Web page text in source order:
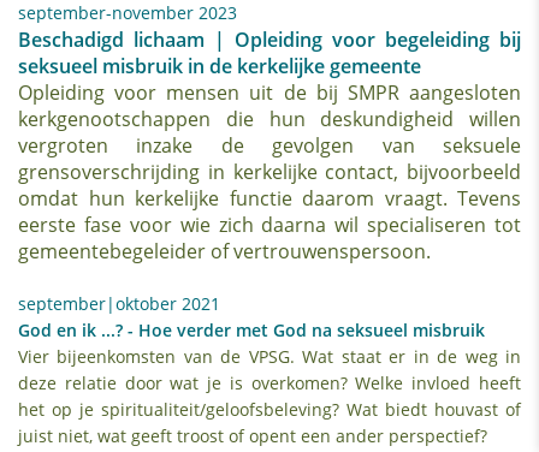
september-november 2023
Beschadigd lichaam | Opleiding voor begeleiding bij
seksueel misbruik in de kerkelijke gemeente
Opleiding voor mensen uit de bij SMPR aangesloten
kerkgenootschappen die hun deskundigheid willen
vergroten inzake de gevolgen van seksuele
grensoverschrijding in kerkelijke contact, bijvoorbeeld
omdat hun kerkelijke functie daarom vraagt. Tevens
eerste fase voor wie zich daarna wil specialiseren tot
gemeentebegeleider of vertrouwenspersoon.
september|oktober 2021
God en ik ...? - Hoe verder met God na seksueel misbruik
Vier bijeenkomsten van de VPSG. Wat staat er in de weg in
deze relatie door wat je is overkomen? Welke invloed heeft
het op je spiritualiteit/geloofsbeleving? Wat biedt houvast of
juist niet, wat geeft troost of opent een ander perspectief?